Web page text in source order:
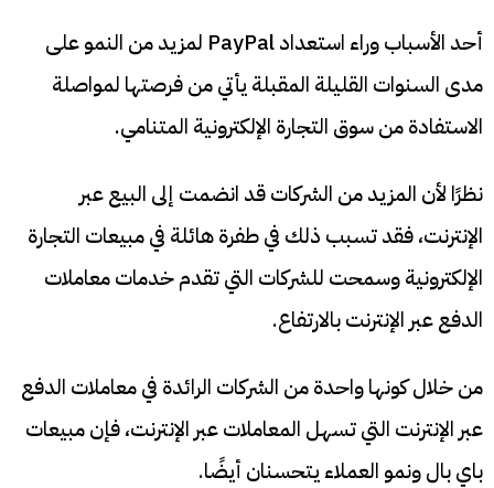
أحد الأسباب وراء استعداد PayPal لمزيد من النمو على
مدى السنوات القليلة المقبلة يأتي من فرصتها لمواصلة
الاستفادة من سوق التجارة الإلكترونية المتنامي.
نظرًا لأن المزيد من الشركات قد انضمت إلى البيع عبر
الإنترنت، فقد تسبب ذلك في طفرة هائلة في مبيعات التجارة
الإلكترونية وسمحت للشركات التي تقدم خدمات معاملات
الدفع عبر الإنترنت بالارتفاع.
من خلال كونها واحدة من الشركات الرائدة في معاملات الدفع
عبر الإنترنت التي تسهل المعاملات عبر الإنترنت، فإن مبيعات
باي بال ونمو العملاء يتحسنان أيضًا.